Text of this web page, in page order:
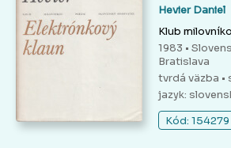
Hevier Daniel
Klub
1983 •
Bratislava
tvrdá väzba •
jazyk:
Kód: 154279